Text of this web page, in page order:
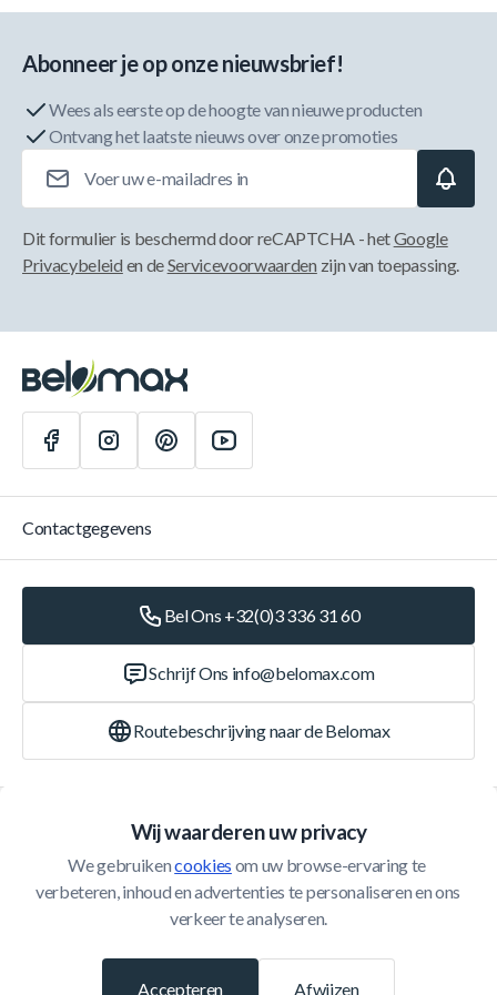
Wij waarderen uw privacy
We gebruiken cookies om uw browse-ervaring te
verbeteren, inhoud en advertenties te personaliseren en ons
verkeer te analyseren.
Afwijzen
Accepteren
Abonneer je op onze nieuwsbrief!
Wees als eerste op de hoogte van nieuwe producten
Ontvang het laatste nieuws over onze promoties
Dit formulier is beschermd door reCAPTCHA - hetGoogle
Privacybeleid en deServicevoorwaarden zijn van toepassing.
Klantenservice
Contactgegevens
Bel Ons +32(0)3 336 31 60
Schrijf Ons info@belomax.com
Routebeschrijving naar de Belomax